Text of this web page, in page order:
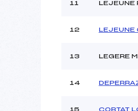
11 LEJEUNE
12 LEJEUNE
13 LEGERE
14
15 CORTAT